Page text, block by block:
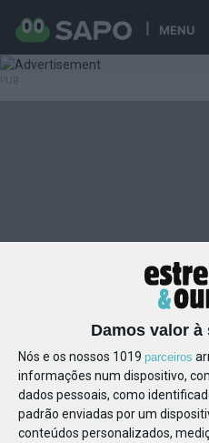
MENU
Damos valor
Nós e os nossos 1019 parceiros
informações num dispositivo,
dados pessoais, como
padrão enviadas por um
conteúdos personalizados,